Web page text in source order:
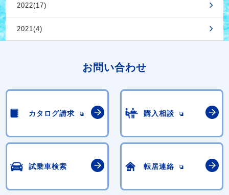
2022(17)
2021(4)
お問い合わせ
カタログ請求 購入相談
試乗車検索 転居連絡